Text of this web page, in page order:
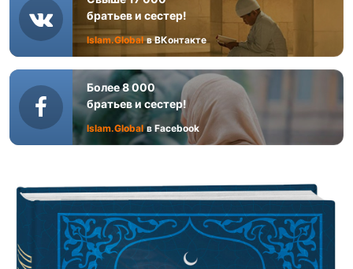
братьев и сестер!
Islam.Global в ВКонтакте
Более 8 000
братьев и сестер!
Islam.Global в Facebook